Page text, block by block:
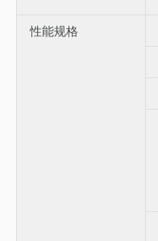
性能规格